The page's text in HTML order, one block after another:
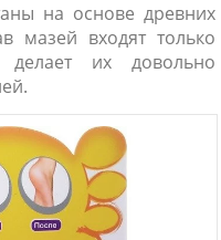
на основе древних
мазей входят только
делает их довольно